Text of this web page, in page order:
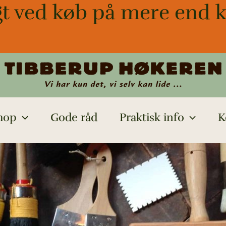
ved køb på mere end
Gode råd Praktisk info